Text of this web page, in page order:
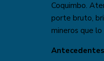
Coquimbo.
porte bruto,
mineros que
Antecedentes